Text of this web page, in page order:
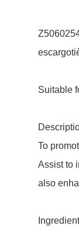
Suitable
To
Assist to
also